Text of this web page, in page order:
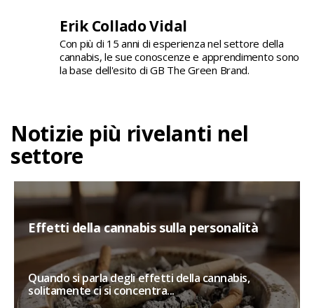
Erik Collado Vidal
Con più di 15 anni di esperienza nel settore della
cannabis, le sue conoscenze e apprendimento sono
la base dell'esito di GB The Green Brand.
Notizie più rivelanti nel
settore
Effetti della cannabis sulla personalità
Quando si parla degli effetti della cannabis,
solitamente ci si concentra...